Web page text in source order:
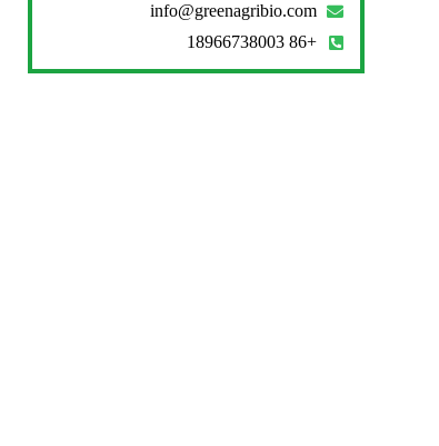
info@greenagribio.com
+86 18966738003